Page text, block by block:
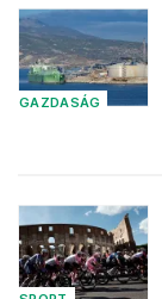
GAZDASÁG